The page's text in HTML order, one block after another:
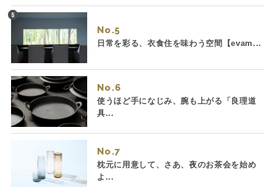
No.
日常を彩る、衣食住を味わう空間【evam...
No.
使うほど手になじみ、腕も上がる「良理道
具...
No.
枕元に用意して、さあ、夜のお茶会を始め
よ...